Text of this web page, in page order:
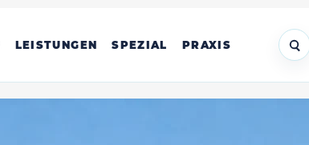
LEISTUNGEN SPEZIAL PRAXIS